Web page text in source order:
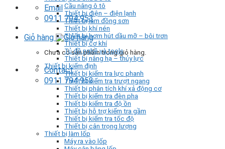
Email
0911 794 953
Giỏ hàng
Chưa có sản phẩm trong giỏ hàng.
Contact
0911 794 953
Cầu nâng ô tô
Thiết bị điện – điện lạnh
Thiết bị làm đồng sơn
Thiết bị khí nén
Thiết bị bơm hút dầu mỡ – bôi trơn
Thiết bị cơ khí
Tủ đồ nghề và tools
Thiết bị nâng hạ – thủy lực
Thiết bị kiểm định
Thiết bị kiểm tra lực phanh
Thiết bị kiểm tra trượt ngang
Thiết bị phân tích khí xả động cơ
Thiết bị kiểm tra đèn pha
Thiết bị kiểm tra độ ồn
Thiết bị hỗ trợ kiểm tra gầm
Thiết bị kiểm tra tốc độ
Thiết bị cân trọng lượng
Thiết bị làm lốp
Máy ra vào lốp